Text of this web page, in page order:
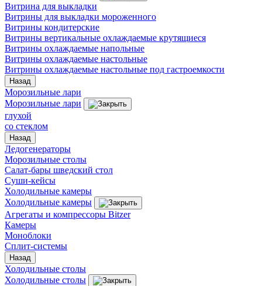
Витрина для выкладки
Витрины для выкладки мороженного
Витрины кондитерские
Витрины вертикальные охлаждаемые крутящиеся
Витрины охлаждаемые напольные
Витрины охлаждаемые настольные
Витрины охлаждаемые настольные под гастроемкости
Назад
Морозильные лари
Морозильные лари
глухой
со стеклом
Назад
Ледогенераторы
Морозильные столы
Салат-бары шведский стол
Суши-кейсы
Холодильные камеры
Холодильные камеры
Агрегаты и компрессоры Bitzer
Камеры
Моноблоки
Сплит-системы
Назад
Холодильные столы
Холодильные столы